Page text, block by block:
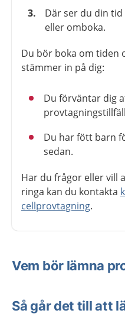
Där ser du din tid
eller omboka.
Du bör boka om tiden
stämmer in på dig:
Du förväntar dig
Du har fött barn
sedan.
Har du frågor eller vill
ringa kan du kontakta
cellprovtagning.
Vem bör lämna
Så går det till att